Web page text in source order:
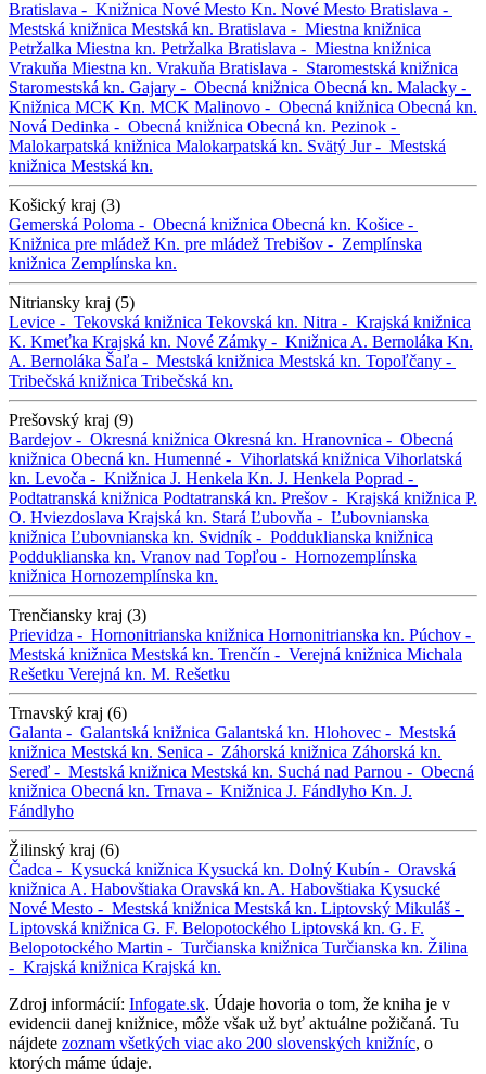
Bratislava - Knižnica Nové Mesto Kn. Nové Mesto Bratislava -
Mestská knižnica Mestská kn. Bratislava - Miestna knižnica
Petržalka Miestna kn. Petržalka Bratislava - Miestna knižnica
Vrakuňa Miestna kn. Vrakuňa Bratislava - Staromestská knižnica
Staromestská kn. Gajary - Obecná knižnica Obecná kn. Malacky -
Knižnica MCK Kn. MCK Malinovo - Obecná knižnica Obecná kn.
Nová Dedinka - Obecná knižnica Obecná kn. Pezinok -
Malokarpatská knižnica Malokarpatská kn. Svätý Jur - Mestská
knižnica Mestská kn.
Košický kraj (3)
Gemerská Poloma - Obecná knižnica Obecná kn. Košice -
Knižnica pre mládež Kn. pre mládež Trebišov - Zemplínska
knižnica Zemplínska kn.
Nitriansky kraj (5)
Levice - Tekovská knižnica Tekovská kn. Nitra - Krajská knižnica
K. Kmeťka Krajská kn. Nové Zámky - Knižnica A. Bernoláka Kn.
A. Bernoláka Šaľa - Mestská knižnica Mestská kn. Topoľčany -
Tribečská knižnica Tribečská kn.
Prešovský kraj (9)
Bardejov - Okresná knižnica Okresná kn. Hranovnica - Obecná
knižnica Obecná kn. Humenné - Vihorlatská knižnica Vihorlatská
kn. Levoča - Knižnica J. Henkela Kn. J. Henkela Poprad -
Podtatranská knižnica Podtatranská kn. Prešov - Krajská knižnica P.
O. Hviezdoslava Krajská kn. Stará Ľubovňa - Ľubovnianska
knižnica Ľubovnianska kn. Svidník - Podduklianska knižnica
Podduklianska kn. Vranov nad Topľou - Hornozemplínska
knižnica Hornozemplínska kn.
Trenčiansky kraj (3)
Prievidza - Hornonitrianska knižnica Hornonitrianska kn. Púchov -
Mestská knižnica Mestská kn. Trenčín - Verejná knižnica Michala
Rešetku Verejná kn. M. Rešetku
Trnavský kraj (6)
Galanta - Galantská knižnica Galantská kn. Hlohovec - Mestská
knižnica Mestská kn. Senica - Záhorská knižnica Záhorská kn.
Sereď - Mestská knižnica Mestská kn. Suchá nad Parnou - Obecná
knižnica Obecná kn. Trnava - Knižnica J. Fándlyho Kn. J.
Fándlyho
Žilinský kraj (6)
Čadca - Kysucká knižnica Kysucká kn. Dolný Kubín - Oravská
knižnica A. Habovštiaka Oravská kn. A. Habovštiaka Kysucké
Nové Mesto - Mestská knižnica Mestská kn. Liptovský Mikuláš -
Liptovská knižnica G. F. Belopotockého Liptovská kn. G. F.
Belopotockého Martin - Turčianska knižnica Turčianska kn. Žilina
- Krajská knižnica Krajská kn.
Zdroj informácií: Infogate.sk. Údaje hovoria o tom, že kniha je v
evidencii danej knižnice, môže však už byť aktuálne požičaná. Tu
nájdete zoznam všetkých viac ako 200 slovenských knižníc, o
ktorých máme údaje.